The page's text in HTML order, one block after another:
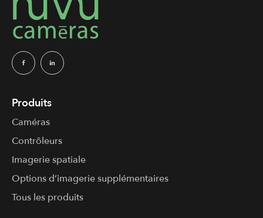
Produits
Caméras
Contrôleurs
Imagerie spatiale
Options d’imagerie supplémentaires
Tous les produits